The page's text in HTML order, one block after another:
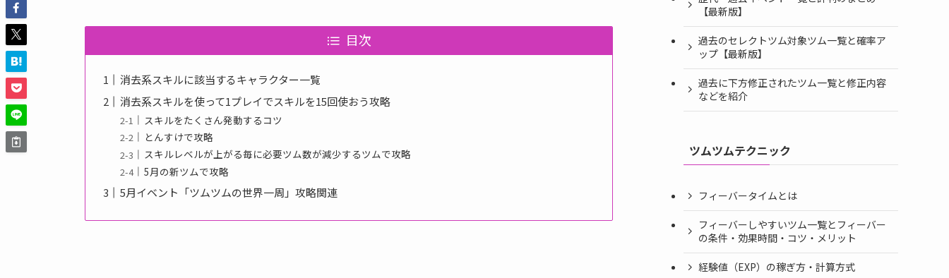
目次
消去系スキルに該当するキャラクター一覧
消去系スキルを使って1プレイでスキルを15回使おう攻略
スキルをたくさん発動するコツ
とんすけで攻略
スキルレベルが上がる毎に必要ツム数が減少するツムで攻略
5月の新ツムで攻略
5月イベント「ツムツムの世界一周」攻略関連
【最新版】
過去のセレクトツム対象ツム一覧と確率ア
ップ【最新版】
過去に下方修正されたツム一覧と修正内容
などを紹介
ツムツムテクニック
フィーバータイムとは
フィーバーしやすいツム一覧とフィーバー
の条件・効果時間・コツ・メリット
経験値（EXP）の稼ぎ方・計算方式